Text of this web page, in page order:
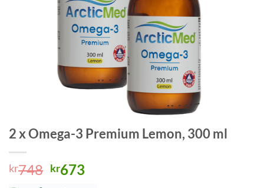
2 x Omega-3 Premium Lemon, 300 ml
kr748 Opprinnelig
kr673